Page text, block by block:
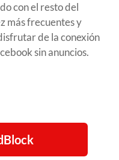
con el resto del
más frecuentes y
de la conexión
sin anuncios.